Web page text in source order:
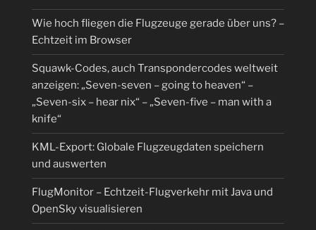
Wie hoch fliegen die Flugzeuge gerade über uns? –
Echtzeit im Browser
Squawk-Codes, auch Transpondercodes weltweit
anzeigen: „Seven-seven – going to heaven“ –
„Seven-six – hear nix“ – „Seven-five – man with a
knife“
KML-Export: Globale Flugzeugdaten speichern
und auswerten
FlugMonitor – Echtzeit-Flugverkehr mit Java und
OpenSky visualisieren